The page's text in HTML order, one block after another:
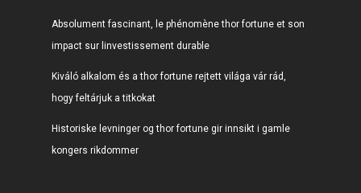
Absolument fascinant, le phénomène thor fortune et son
impact sur linvestissement durable
Kiváló alkalom és a thor fortune rejtett világa vár rád,
hogy feltárjuk a titkokat
Historiske levninger og thor fortune gir innsikt i gamle
kongers rikdommer